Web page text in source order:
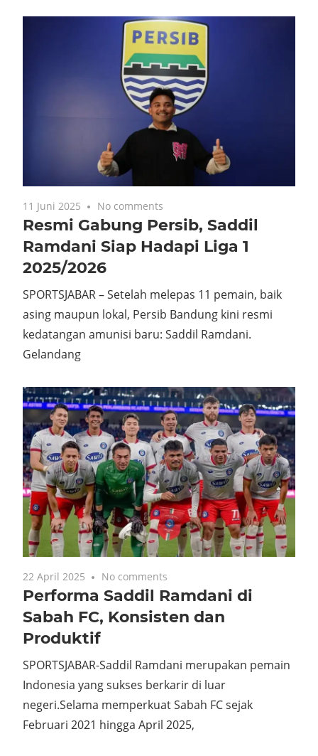
11 Juni 2025 No comments
Resmi Gabung Persib, Saddil
Ramdani Siap Hadapi Liga 1
2025/2026
SPORTSJABAR – Setelah melepas 11 pemain, baik
asing maupun lokal, Persib Bandung kini resmi
kedatangan amunisi baru: Saddil Ramdani.
Gelandang
22 April 2025 No comments
Performa Saddil Ramdani di
Sabah FC, Konsisten dan
Produktif
SPORTSJABAR-Saddil Ramdani merupakan pemain
Indonesia yang sukses berkarir di luar
negeri.Selama memperkuat Sabah FC sejak
Februari 2021 hingga April 2025,